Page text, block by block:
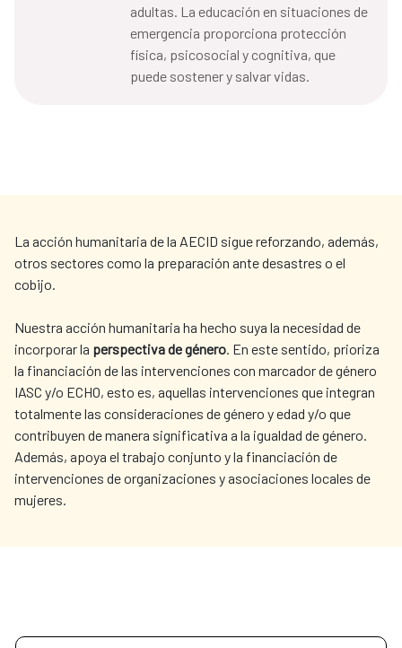
adultas. La educación en situaciones de
emergencia proporciona protección
física, psicosocial y cognitiva, que
puede sostener y salvar vidas.
La acción humanitaria de la AECID sigue reforzando, además,
otros sectores como la preparación ante desastres o el
cobijo.
Nuestra acción humanitaria ha hecho suya la necesidad de
incorporar la perspectiva de género. En este sentido, prioriza
la financiación de las intervenciones con marcador de género
IASC y/o ECHO, esto es, aquellas intervenciones que integran
totalmente las consideraciones de género y edad y/o que
contribuyen de manera significativa a la igualdad de género.
Además, apoya el trabajo conjunto y la financiación de
intervenciones de organizaciones y asociaciones locales de
mujeres.